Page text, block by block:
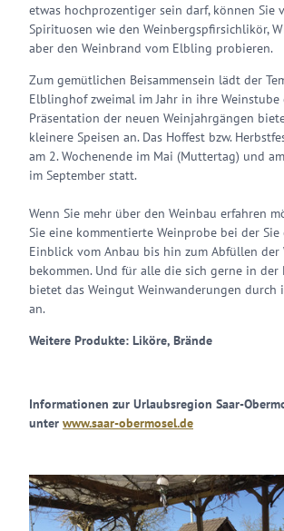
etwas hochprozentiger sein darf, können Sie
Spirituosen wie den Weinbergspfirsichlikör,
aber den Weinbrand vom Elbling probieren.
Zum gemütlichen Beisammensein lädt der
Elblinghof zweimal im Jahr in ihre Weinstube
Präsentation der neuen Weinjahrgängen
kleinere Speisen an. Das Hoffest bzw.
am 2. Wochenende im Mai (Muttertag) und
im September statt.
Wenn Sie mehr über den Weinbau erfahren
Sie eine kommentierte Weinprobe bei der Sie
Einblick vom Anbau bis hin zum Abfüllen der
bekommen. Und für alle die sich gerne in der
bietet das Weingut Weinwanderungen durch
an.
Weitere Produkte: Liköre, Brände
Informationen zur Urlaubsregion Saar-
unter www.saar-obermosel.de